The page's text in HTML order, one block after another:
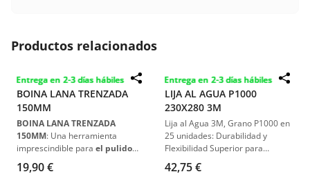
Productos relacionados
Entrega en 2-3 días hábiles
BOINA LANA TRENZADA
150MM
BOINA LANA TRENZADA
150MM: Una herramienta
imprescindible para el pulido
profesional
proporcionar
19,90 €
Entrega en 2-3 días hábiles
LIJA AL AGUA P1000
230X280 3M
Lija al Agua 3M, Grano P1000 en
25 unidades: Durabilidad y
Flexibilidad Superior para
Reparación Automotriz.
42,75 €